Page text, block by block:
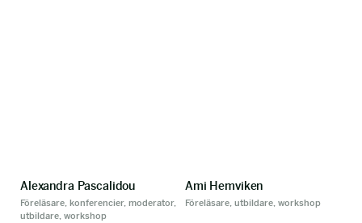
Alexandra Pascalidou
Föreläsare, konferencier, moderator,
utbildare, workshop
Ami Hemviken
Föreläsare, utbildare, workshop